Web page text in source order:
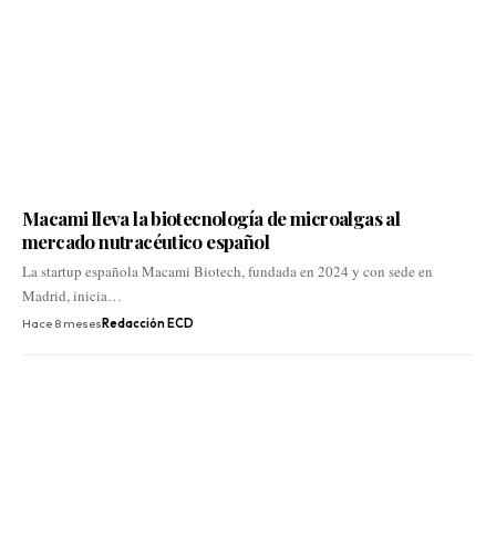
Macami lleva la biotecnología de microalgas al
mercado nutracéutico español
La startup española Macami Biotech, fundada en 2024 y con sede en
Madrid, inicia…
Hace 8 mesesRedacción ECD